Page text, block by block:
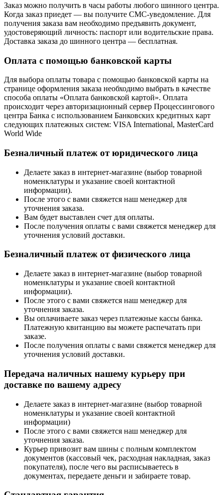
Заказ можно получить в часы работы любого шинного центра.
Когда заказ приедет — вы получите СМС-уведомление. Для
получения заказа вам необходимо предъявить документ,
удостоверяющий личность: паспорт или водительские права.
Доставка заказа до шинного центра — бесплатная.
Оплата с помощью банковской карты
Для выбора оплаты товара с помощью банковской карты на
странице оформления заказа необходимо выбрать в качестве
способа оплаты «Оплата банковской картой». Оплата
происходит через авторизационный сервер Процессингового
центра Банка с использованием Банковских кредитных карт
следующих платежных систем: VISA International, MasterCard
World Wide
Безналичный платеж от юридического лица
Делаете заказ в интернет-магазине (выбор товарной
номенклатуры и указание своей контактной
информации).
После этого с вами свяжется наш менеджер для
уточнения заказа.
Вам будет выставлен счет для оплаты.
После получения оплаты с вами свяжется менеджер для
уточнения условий доставки.
Безналичный платеж от физического лица
Делаете заказ в интернет-магазине (выбор товарной
номенклатуры и указание своей контактной
информации).
После этого с вами свяжется наш менеджер для
уточнения заказа.
Вы оплачиваете заказ через платежные кассы банка.
Платежную квитанцию вы можете распечатать при
заказе.
После получения оплаты с вами свяжется менеджер для
уточнения условий доставки.
Передача наличных нашему курьеру при
доставке по вашему адресу
Делаете заказ в интернет-магазине (выбор товарной
номенклатуры и указание своей контактной
информации)
После этого с вами свяжется наш менеджер для
уточнения заказа.
Курьер привозит вам шины с полным комплектом
документов (кассовый чек, расходная накладная, заказ
покупателя), после чего вы расписываетесь в
документах, передаете деньги и забираете товар.